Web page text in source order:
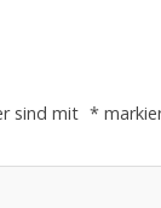
sind mit *